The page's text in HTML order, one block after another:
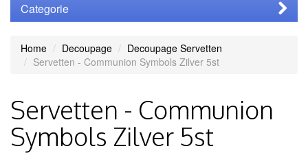
Categorie
Home Decoupage
Decoupage Servetten
Servetten - Communion Symbols Zilver 5st
Servetten - Communion
Symbols Zilver 5st